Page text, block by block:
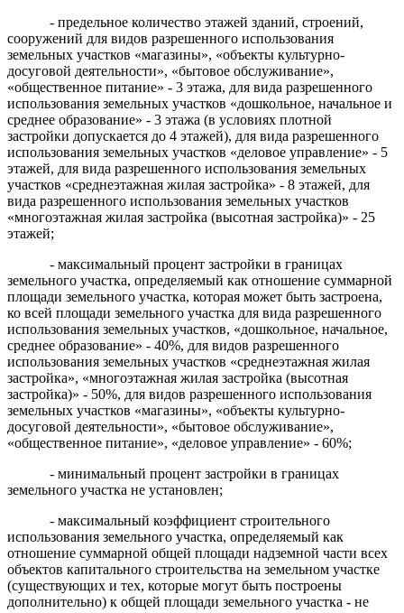
- предельное количество этажей зданий, строений,
сооружений для видов разрешенного использования
земельных участков «магазины», «объекты культурно-
досуговой деятельности», «бытовое обслуживание»,
«общественное питание» - 3 этажа, для вида разрешенного
использования земельных участков «дошкольное, начальное и
среднее образование» - 3 этажа (в условиях плотной
застройки допускается до 4 этажей), для вида разрешенного
использования земельных участков «деловое управление» - 5
этажей, для вида разрешенного использования земельных
участков «среднеэтажная жилая застройка» - 8 этажей, для
вида разрешенного использования земельных участков
«многоэтажная жилая застройка (высотная застройка)» - 25
этажей;
- максимальный процент застройки в границах
земельного участка, определяемый как отношение суммарной
площади земельного участка, которая может быть застроена,
ко всей площади земельного участка для вида разрешенного
использования земельных участков, «дошкольное, начальное,
среднее образование» - 40%, для видов разрешенного
использования земельных участков «среднеэтажная жилая
застройка», «многоэтажная жилая застройка (высотная
застройка)» - 50%, для видов разрешенного использования
земельных участков «магазины», «объекты культурно-
досуговой деятельности», «бытовое обслуживание»,
«общественное питание», «деловое управление» - 60%;
- минимальный процент застройки в границах
земельного участка не установлен;
- максимальный коэффициент строительного
использования земельного участка, определяемый как
отношение суммарной общей площади надземной части всех
объектов капитального строительства на земельном участке
(существующих и тех, которые могут быть построены
дополнительно) к общей площади земельного участка - не